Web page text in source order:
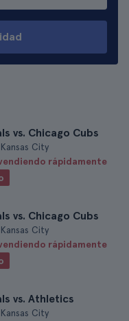
vs. Chicago Cubs
City
rápidamente
vs. Chicago Cubs
City
rápidamente
vs. Athletics
City